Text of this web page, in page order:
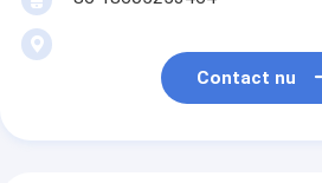
Contact nu